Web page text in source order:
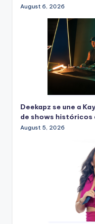
August 6, 2026
Deekapz se une a
de shows históricos
August 5, 2026